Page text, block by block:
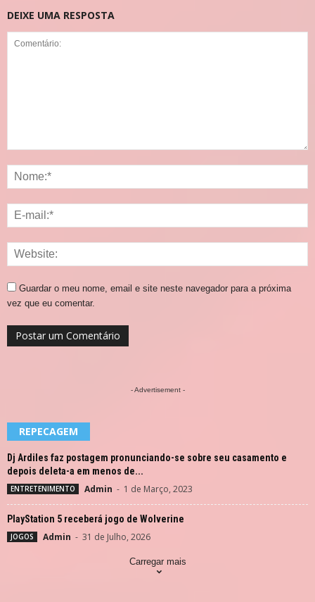
DEIXE UMA RESPOSTA
Guardar o meu nome, email e site neste navegador para a próxima
vez que eu comentar.
- Advertisement -
REPECAGEM
Dj Ardiles faz postagem pronunciando-se sobre seu casamento e
depois deleta-a em menos de...
ENTRETENIMENTO Admin - 1 de Março, 2023
PlayStation 5 receberá jogo de Wolverine
JOGOS Admin - 31 de Julho, 2026
Carregar mais